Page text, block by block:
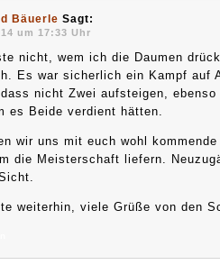
Bäuerle Sagt:
um 17:33 Uhr
nicht, wem ich die Daumen
Es war sicherlich ein Kampf auf
nicht Zwei aufsteigen,
es Beide verdient hätten.
wir uns mit euch wohl
die Meisterschaft liefern.
weiterhin, viele Grüße von den